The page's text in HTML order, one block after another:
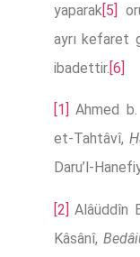
yaparak[5]
ayrı kefaret
ibadettir. [6]
[1] Ahmed
et-Tahtâvî,
Daru’l-
[2] Alâüddîn
Kâsânî,